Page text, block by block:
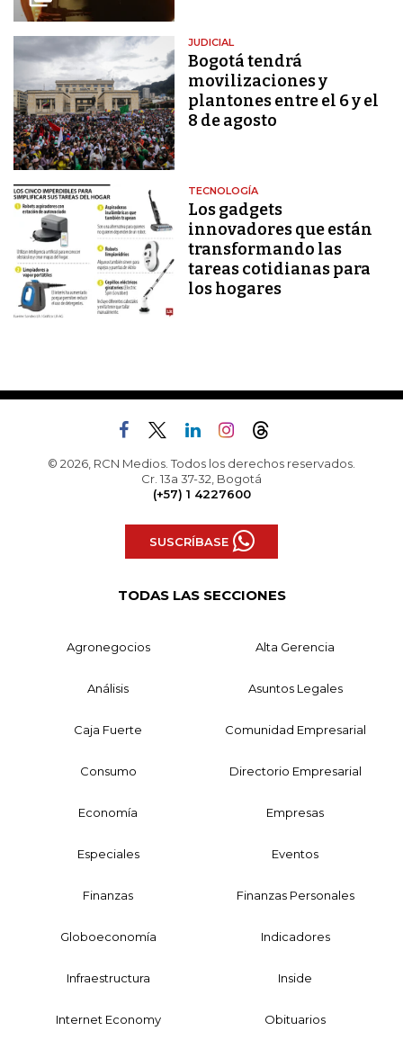
JUDICIAL
Bogotá tendrá
movilizaciones y
plantones entre el 6 y el
8 de agosto
TECNOLOGÍA
Los gadgets
innovadores que están
transformando las
tareas cotidianas para
los hogares
© 2026, RCN Medios. Todos los derechos reservados.
Cr. 13a 37-32, Bogotá
(+57) 1 4227600
SUSCRÍBASE
TODAS LAS SECCIONES
Agronegocios Alta Gerencia
Análisis Asuntos Legales
Caja Fuerte Comunidad Empresarial
Consumo Directorio Empresarial
Economía Empresas
Especiales Eventos
Finanzas Finanzas Personales
Globoeconomía Indicadores
Infraestructura Inside
Internet Economy Obituarios